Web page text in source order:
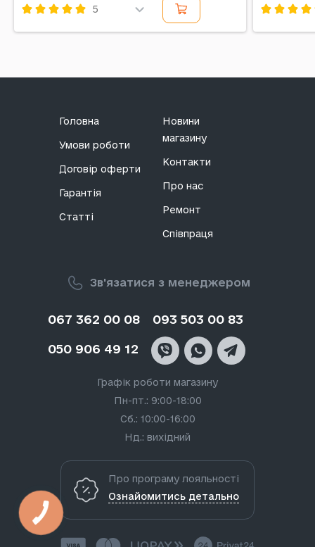
5
Зв'язатися з менеджером
067 362 00 08 093 503 00 83
050 906 49 12
Графік роботи магазину
Пн-пт.: 9:00-18:00
Сб.: 10:00-16:00
Нд.: вихідний
Головна
Умови роботи
Договір оферти
Гарантія
Статті
Новини
магазину
Контакти
Про нас
Ремонт
Співпраця
Про програму лояльності
Ознайомитись детально